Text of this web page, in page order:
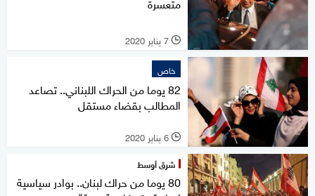
l 7 يناير 2020
خاص
82 يوما من الحراك اللبناني.. تصاعد
المطالب بقضاء مستقل
l 6 يناير 2020
شرق أوسط
80 يوما من حراك لبنان.. بوادر سياسية